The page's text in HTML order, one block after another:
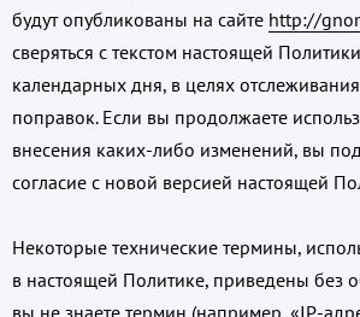
будут опубликованы на сайте http://
сверяться с текстом настоящей
календарных дня, в целях
поправок. Если вы продолжаете
внесения каких-либо изменений, вы
согласие с новой версией настоящей
Некоторые технические термины,
в настоящей Политике, приведены без
вы не знаете термин (например, «IP-